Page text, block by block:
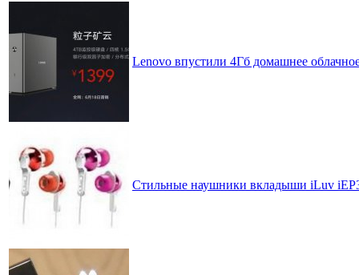
Lenovo впустили 4Гб домашнее
Стильные наушники вкладыши iLuv